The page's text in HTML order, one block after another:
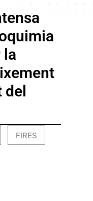
la
FIRES